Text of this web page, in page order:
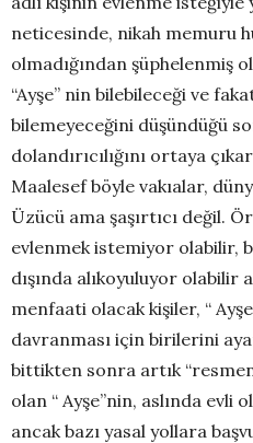
neticesinde, nikah memuru
olmadığından şüphelenmiş
“Ayşe” nin bilebileceği ve
bilemeyeceğini düşündüğü
dolandırıcılığını ortaya
Maalesef böyle vakıalar,
Üzücü ama şaşırtıcı değil.
evlenmek istemiyor olabilir,
dışında alıkoyuluyor olabilir
menfaati olacak kişiler, “
davranması için birilerini
bittikten sonra artık
olan “ Ayşe”nin, aslında evli
ancak bazı yasal yollara